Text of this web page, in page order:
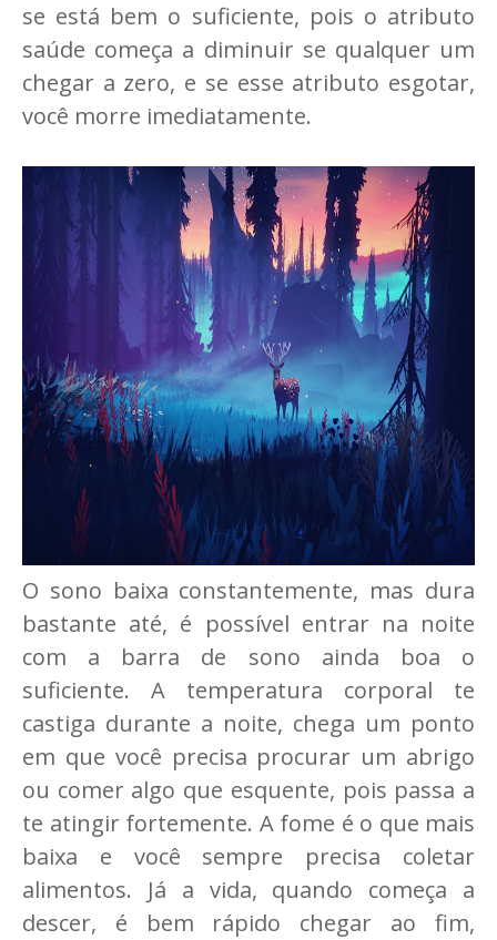
se está bem o suficiente, pois o atributo
saúde começa a diminuir se qualquer um
chegar a zero, e se esse atributo esgotar,
você morre imediatamente.
O sono baixa constantemente, mas dura
bastante até, é possível entrar na noite
com a barra de sono ainda boa o
suficiente. A temperatura corporal te
castiga durante a noite, chega um ponto
em que você precisa procurar um abrigo
ou comer algo que esquente, pois passa a
te atingir fortemente. A fome é o que mais
baixa e você sempre precisa coletar
alimentos. Já a vida, quando começa a
descer, é bem rápido chegar ao fim,